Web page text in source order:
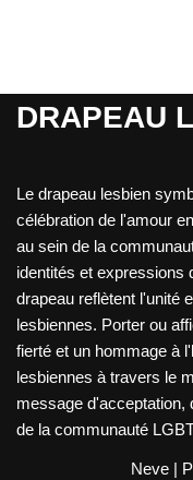
DRAPEAU
Le drapeau lesbien
célébration de l'amour
au sein de la
identités et expressions
drapeau reflètent l'unité
lesbiennes. Porter ou
fierté et un hommage à
lesbiennes à travers le
message d'acceptation,
de la communauté
Neve |